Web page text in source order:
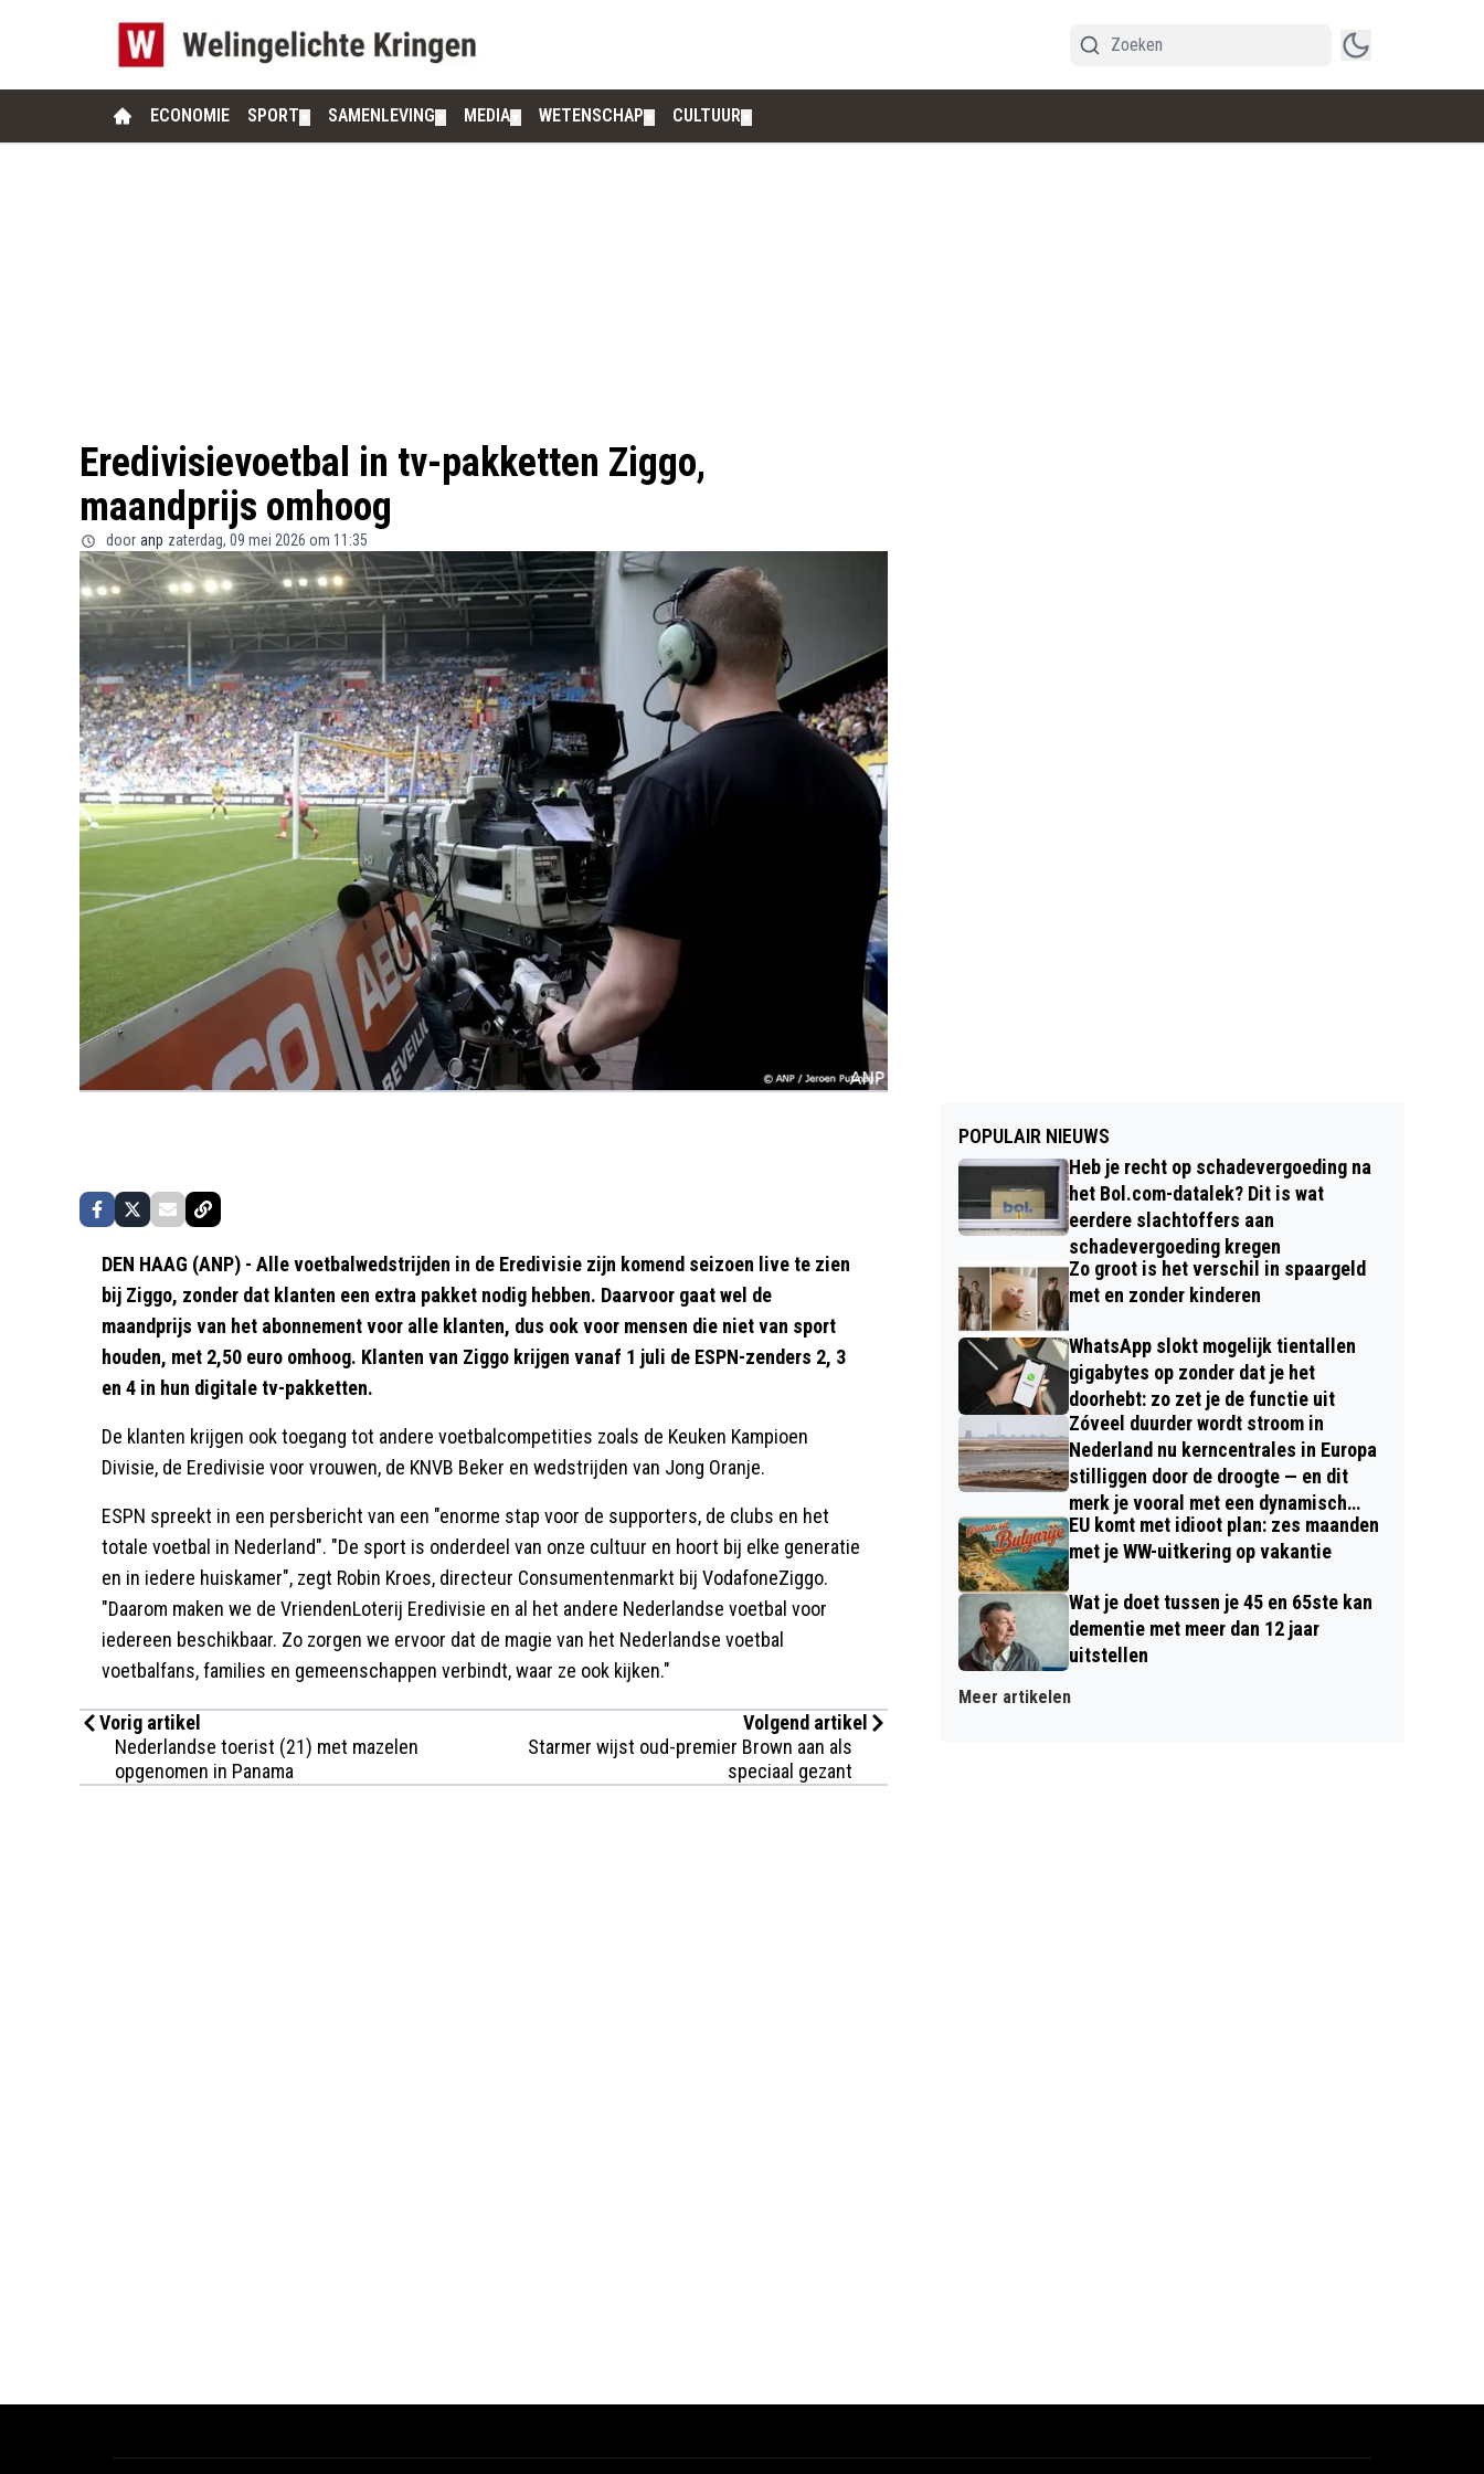
ECONOMIE SPORT SAMENLEVING MEDIA WETENSCHAP CULTUUR
Eredivisievoetbal in tv-pakketten Ziggo,
maandprijs omhoog
door anp zaterdag, 09 mei 2026 om 11:35
DEN HAAG (ANP) - Alle voetbalwedstrijden in de Eredivisie zijn komend seizoen live te zien
bij Ziggo, zonder dat klanten een extra pakket nodig hebben. Daarvoor gaat wel de
maandprijs van het abonnement voor alle klanten, dus ook voor mensen die niet van sport
houden, met 2,50 euro omhoog. Klanten van Ziggo krijgen vanaf 1 juli de ESPN-zenders 2, 3
en 4 in hun digitale tv-pakketten.
De klanten krijgen ook toegang tot andere voetbalcompetities zoals de Keuken Kampioen
Divisie, de Eredivisie voor vrouwen, de KNVB Beker en wedstrijden van Jong Oranje.
ESPN spreekt in een persbericht van een "enorme stap voor de supporters, de clubs en het
totale voetbal in Nederland". "De sport is onderdeel van onze cultuur en hoort bij elke generatie
en in iedere huiskamer", zegt Robin Kroes, directeur Consumentenmarkt bij VodafoneZiggo.
"Daarom maken we de VriendenLoterij Eredivisie en al het andere Nederlandse voetbal voor
iedereen beschikbaar. Zo zorgen we ervoor dat de magie van het Nederlandse voetbal
voetbalfans, families en gemeenschappen verbindt, waar ze ook kijken."
Vorig artikel
Nederlandse toerist (21) met mazelen
opgenomen in Panama
Volgend artikel
Starmer wijst oud-premier Brown aan als
speciaal gezant
POPULAIR NIEUWS
Heb je recht op schadevergoeding na
het Bol.com-datalek? Dit is wat
eerdere slachtoffers aan
schadevergoeding kregen
Zo groot is het verschil in spaargeld
met en zonder kinderen
WhatsApp slokt mogelijk tientallen
gigabytes op zonder dat je het
doorhebt: zo zet je de functie uit
Zóveel duurder wordt stroom in
Nederland nu kerncentrales in Europa
stilliggen door de droogte — en dit
merk je vooral met een dynamisch
contract
EU komt met idioot plan: zes maanden
met je WW-uitkering op vakantie
Wat je doet tussen je 45 en 65ste kan
dementie met meer dan 12 jaar
uitstellen
Meer artikelen